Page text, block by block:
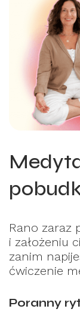
Rano zaraz
i założeniu
zanim
ćwiczenie
Poranny